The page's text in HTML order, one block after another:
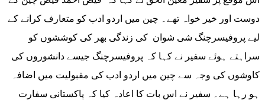
دوست اور خیر خواہ تھے۔ چین میں اردو ادب کو متعارف کرانے کے
لیے پروفیسرچنگ شی شوان کی زندگی بھر کی کوششوں کو
سراہتے ہوئے سفیر نے کہا کہ پروفیسرچنگ جیسے دانشوروں کی
کاوشوں کی وجہ سے چین میں اردو ادب کی مقبولیت میں اضافہ
ہو رہا ہے۔ سفیر نے اس بات کا اعادہ کیا کہ پاکستانی سفارت